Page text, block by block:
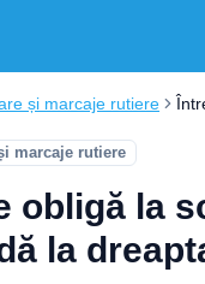
și marcaje rutiere
marcaje rutiere
obligă la
la